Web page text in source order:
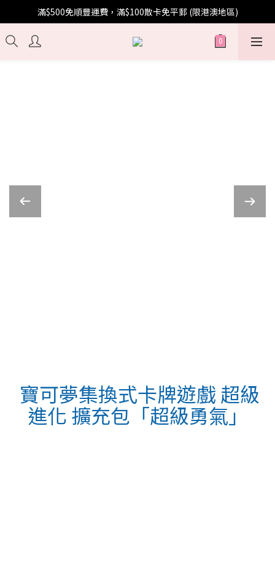
滿$500免順豐運費，滿$100散卡免平郵 (限港澳地區)
寶可夢集換式卡牌遊戲 超級
進化 擴充包「超級勇氣」